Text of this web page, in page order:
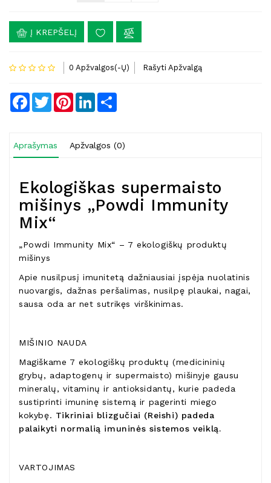
Į KREPŠELĮ
0 Apžvalgos(-Ų) Rašyti Apžvalgą
Facebook
TwitterPinterestLinkedIn
Aprašymas Apžvalgos (0)
Ekologiškas supermaisto
mišinys „Powdi Immunity
Mix“
„Powdi Immunity Mix“ – 7 ekologiškų produktų
mišinys
Apie nusilpusį imunitetą dažniausiai įspėja nuolatinis
nuovargis, dažnas peršalimas, nusilpę plaukai, nagai,
sausa oda ar net sutrikęs virškinimas.
MIŠINIO NAUDA
Magiškame 7 ekologiškų produktų (medicininių
grybų, adaptogenų ir supermaisto) mišinyje gausu
mineralų, vitaminų ir antioksidantų, kurie padeda
sustiprinti imuninę sistemą ir pagerinti miego
kokybę. Tikriniai blizgučiai (Reishi) padeda
palaikyti normalią imuninės sistemos veiklą.
VARTOJIMAS